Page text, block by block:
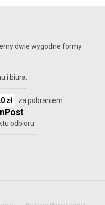
dwie wygodne formy
i biura.
zł za pobraniem
odbioru.